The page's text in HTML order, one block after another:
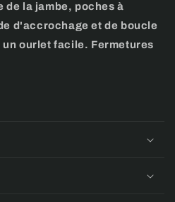
la jambe, poches à
d'accrochage et de boucle
ourlet facile. Fermetures